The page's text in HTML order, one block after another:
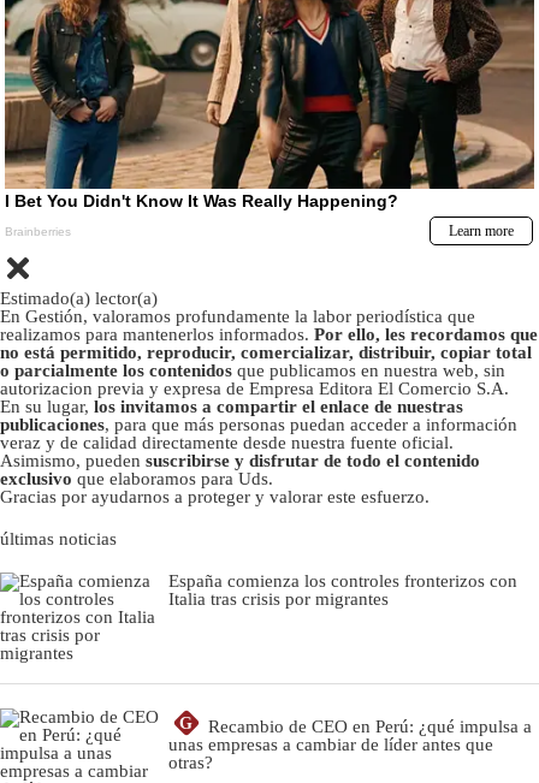
Estimado(a) lector(a)
En Gestión, valoramos profundamente la labor periodística que
realizamos para mantenerlos informados. Por ello, les recordamos que
no está permitido, reproducir, comercializar, distribuir, copiar total
o parcialmente los contenidos que publicamos en nuestra web, sin
autorizacion previa y expresa de Empresa Editora El Comercio S.A.
En su lugar, los invitamos a compartir el enlace de nuestras
publicaciones, para que más personas puedan acceder a información
veraz y de calidad directamente desde nuestra fuente oficial.
Asimismo, pueden suscribirse y disfrutar de todo el contenido
exclusivo que elaboramos para Uds.
Gracias por ayudarnos a proteger y valorar este esfuerzo.
últimas noticias
España comienza los controles fronterizos con
Italia tras crisis por migrantes
G
Recambio de CEO en Perú: ¿qué impulsa a
unas empresas a cambiar de líder antes que
otras?